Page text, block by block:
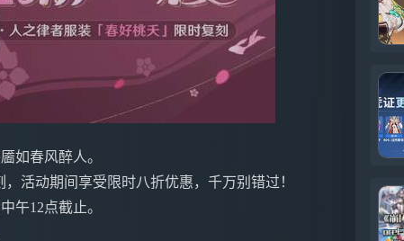
如春风醉人。
活动期间享受限时八折优惠，千万别错过！
午12点截止。